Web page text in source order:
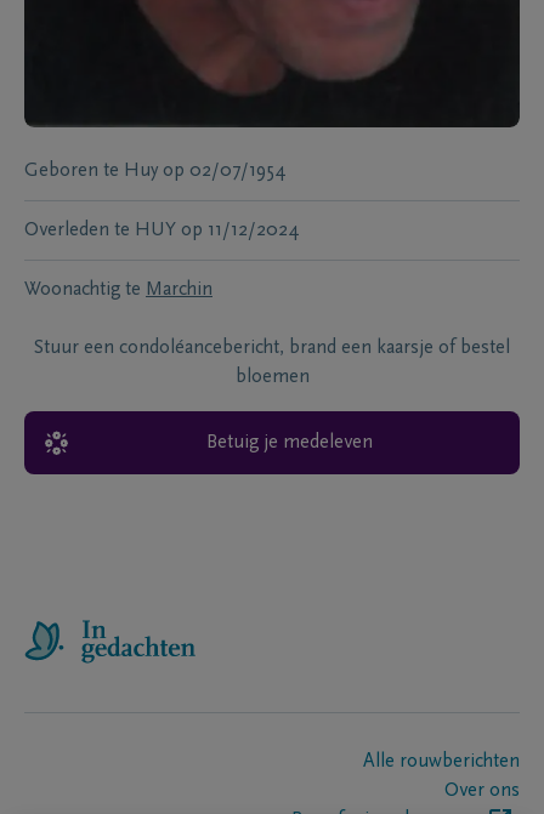
Geboren te Huy op 02/07/1954
Overleden te HUY op 11/12/2024
Woonachtig te Marchin
Stuur een condoléancebericht, brand een kaarsje of bestel
bloemen
Betuig je medeleven
Alle rouwberichten
Over ons